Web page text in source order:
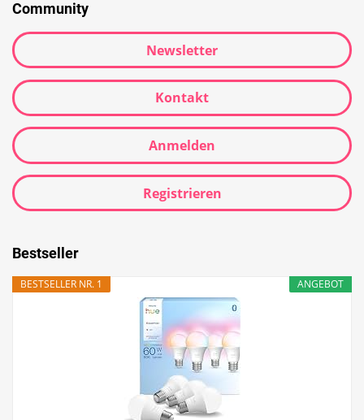
Community
Newsletter
Kontakt
Anmelden
Registrieren
Bestseller
ANGEBOT
BESTSELLER NR. 1